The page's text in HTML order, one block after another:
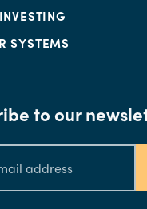
SYSTEMS
to our